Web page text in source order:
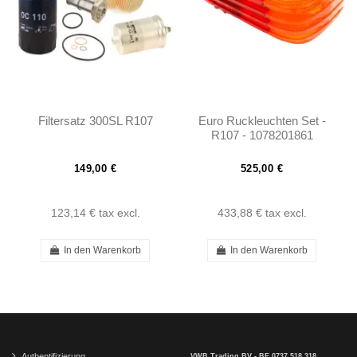
Filtersatz 300SL R107
149,00 €
123,14 € tax excl.
In den Warenkorb
Euro Ruckleuchten Set -
R107 - 1078201861
525,00 €
433,88 € tax excl.
In den Warenkorb